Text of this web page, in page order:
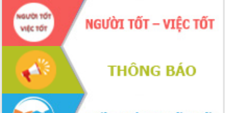
Dự án cao tốc Khánh Hòa - Buôn Ma
Thuột
Định vị cà phê Việt Nam như một “di
sản sống” trong dòng chảy toàn cầu
Xây dựng nông thôn mới: Nâng cao đời
sống người dân từ những mô hình thiết
thực
Quyết liệt tháo gỡ vướng mắc, đẩy
nhanh tiến độ các dự án trọng điểm
trong Khu kinh tế Nam Phú Yên